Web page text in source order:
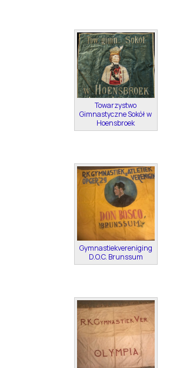
Towarzystwo
Gimnastyczne Sokół w
Hoensbroek
Gymnastiekvereniging
D.O.C. Brunssum